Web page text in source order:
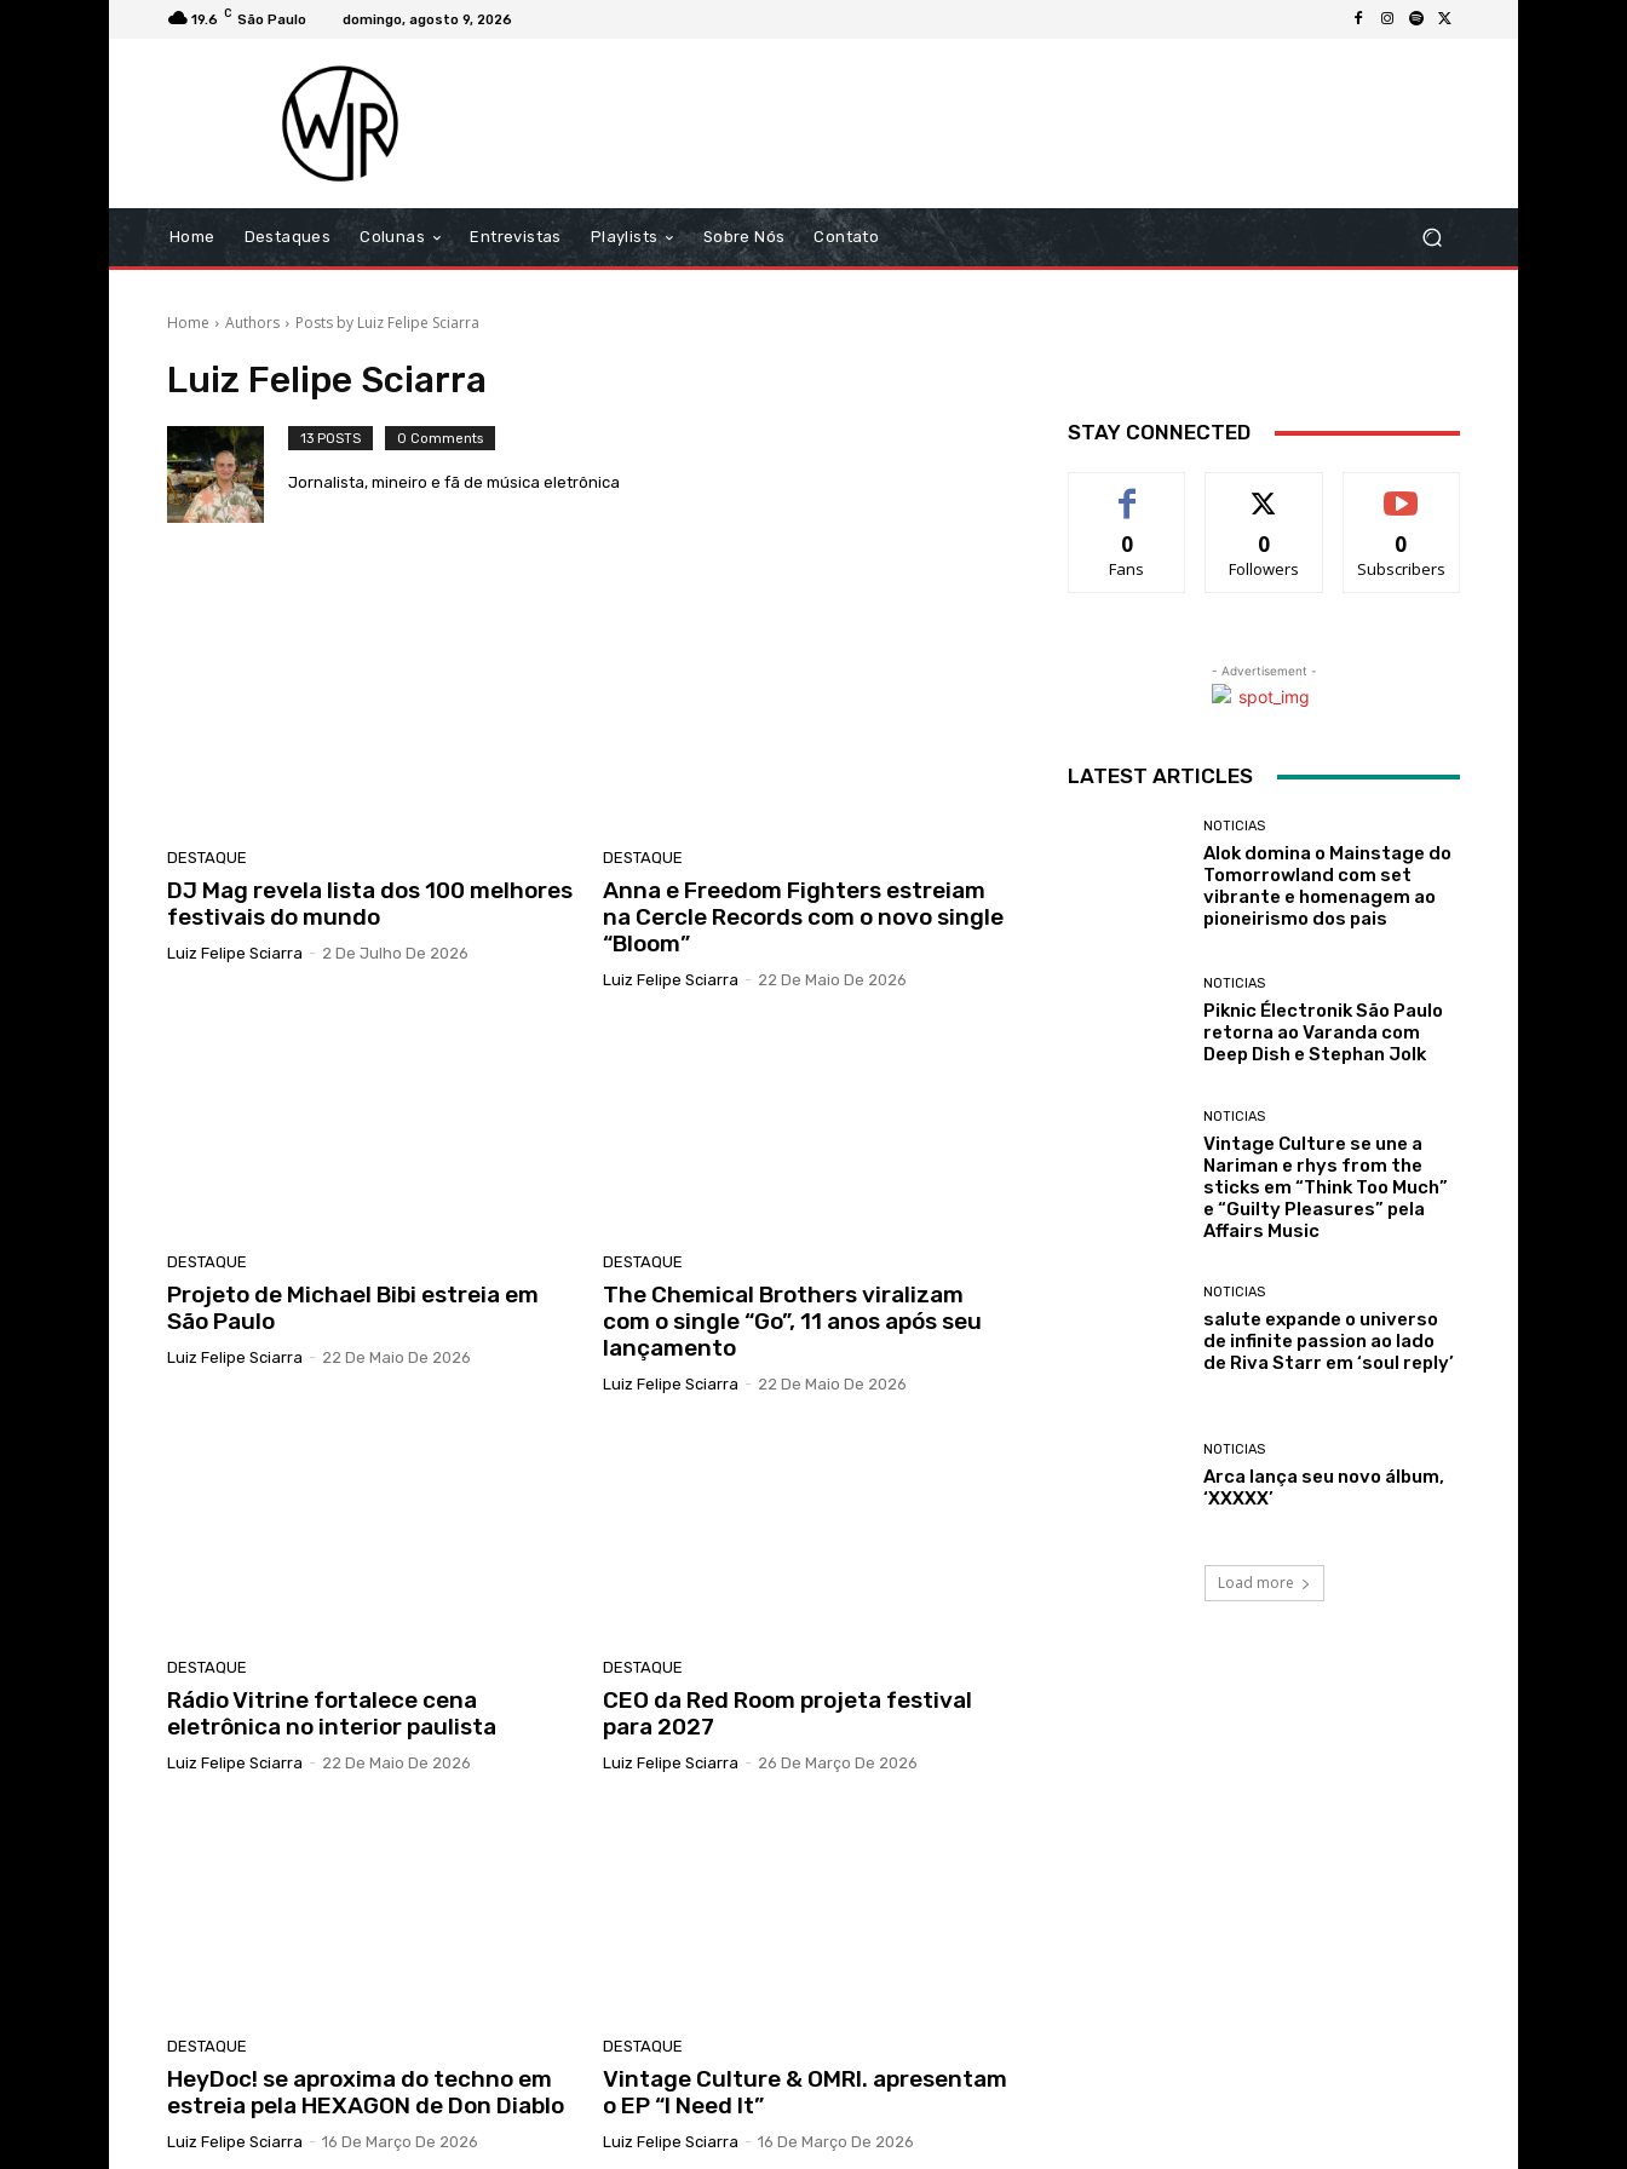
19.6 C São Paulo domingo, agosto 9, 2026
Home Destaques Colunas Entrevistas Playlists Sobre Nós Contato
Home Authors Posts by Luiz Felipe Sciarra
Luiz Felipe Sciarra
13 POSTS 0 Comments
Jornalista, mineiro e fã de música eletrônica
DESTAQUE
DJ Mag revela lista dos 100 melhores
festivais do mundo
Luiz Felipe Sciarra - 2 De Julho De 2026
DESTAQUE
Anna e Freedom Fighters estreiam
na Cercle Records com o novo single
“Bloom”
Luiz Felipe Sciarra - 22 De Maio De 2026
DESTAQUE
Projeto de Michael Bibi estreia em
São Paulo
Luiz Felipe Sciarra - 22 De Maio De 2026
DESTAQUE
The Chemical Brothers viralizam
com o single “Go”, 11 anos após seu
lançamento
Luiz Felipe Sciarra - 22 De Maio De 2026
DESTAQUE
Rádio Vitrine fortalece cena
eletrônica no interior paulista
Luiz Felipe Sciarra - 22 De Maio De 2026
DESTAQUE
CEO da Red Room projeta festival
para 2027
Luiz Felipe Sciarra - 26 De Março De 2026
DESTAQUE
HeyDoc! se aproxima do techno em
estreia pela HEXAGON de Don Diablo
Luiz Felipe Sciarra - 16 De Março De 2026
DESTAQUE
Vintage Culture & OMRI. apresentam
o EP “I Need It”
Luiz Felipe Sciarra - 16 De Março De 2026
STAY CONNECTED
0
Fans
0
Followers
0
Subscribers
- Advertisement -
LATEST ARTICLES
NOTICIAS
Alok domina o Mainstage do
Tomorrowland com set
vibrante e homenagem ao
pioneirismo dos pais
NOTICIAS
Piknic Électronik São Paulo
retorna ao Varanda com
Deep Dish e Stephan Jolk
NOTICIAS
Vintage Culture se une a
Nariman e rhys from the
sticks em “Think Too Much”
e “Guilty Pleasures” pela
Affairs Music
NOTICIAS
salute expande o universo
de infinite passion ao lado
de Riva Starr em ‘soul reply’
NOTICIAS
Arca lança seu novo álbum,
‘XXXXX’
Load more